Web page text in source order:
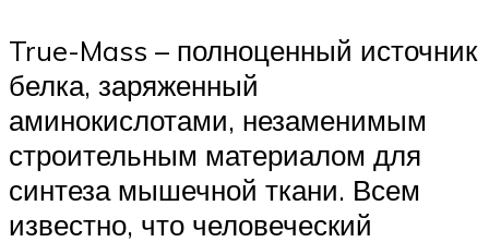
True-Mass – полноценный источник
белка, заряженный
аминокислотами, незаменимым
строительным материалом для
синтеза мышечной ткани. Всем
известно, что человеческий